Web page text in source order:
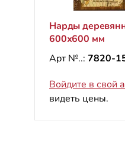
Нарды
600х600 мм
Арт №..: 7820-
Войдите в свой
видеть цены.